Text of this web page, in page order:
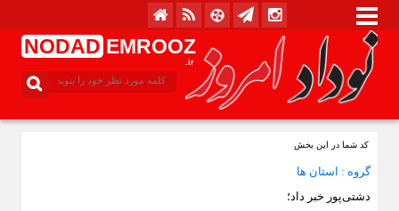
NODAD EMROOZ
.ir
کد شما در این بخش
گروه : استان ها
دشتی‌پور خبر داد؛